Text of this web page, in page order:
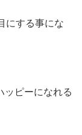
にする事にな
ッピーになれる